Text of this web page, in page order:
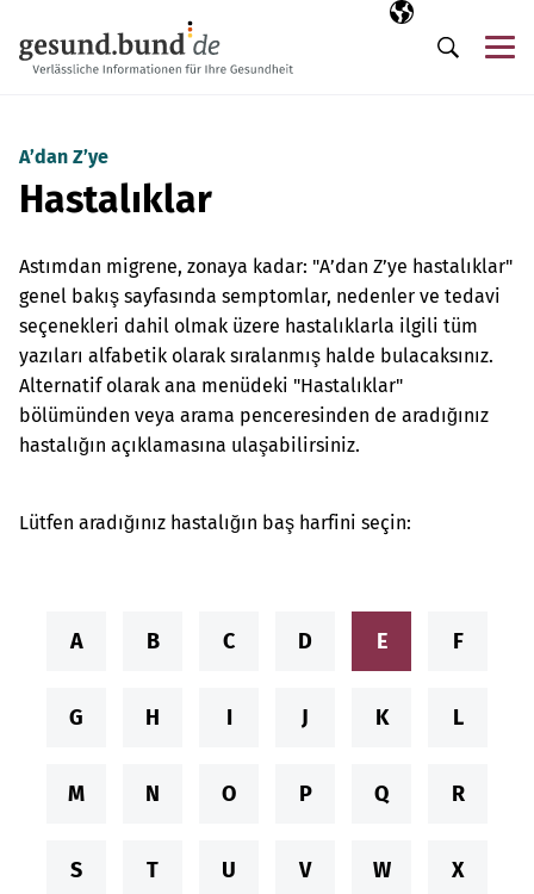
Seçili dil
TR
Arama
A’dan Z’ye
Hastalıklar
Astımdan migrene, zonaya kadar: "A’dan Z’ye hastalıklar"
genel bakış sayfasında semptomlar, nedenler ve tedavi
seçenekleri dahil olmak üzere hastalıklarla ilgili tüm
yazıları alfabetik olarak sıralanmış halde bulacaksınız.
Alternatif olarak ana menüdeki "Hastalıklar"
bölümünden veya arama penceresinden de aradığınız
hastalığın açıklamasına ulaşabilirsiniz.
Lütfen aradığınız hastalığın baş harfini seçin:
A B C D E F
G H I J K L
M N O P Q R
S T U V W X